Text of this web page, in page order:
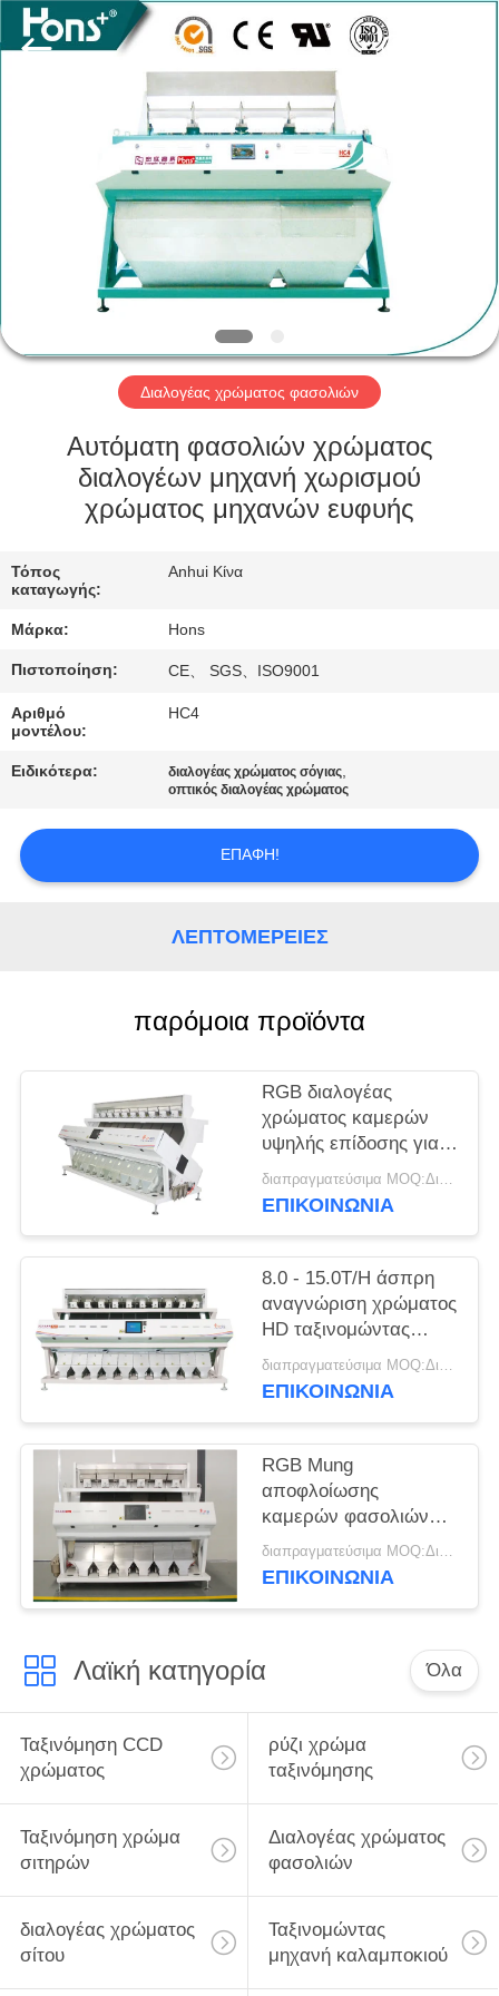
ΠΡΟΪΌΝΤΑ
ΠΕΡΊΠΟΥ
ΕΜΕΊΣ
ΓΎΡΟΣ
ΕΡΓΟΣΤΑΣΊΩΝ
ΠΟΙΟΤΙΚΌΣ
ΈΛΕΓΧΟΣ
ΜΑΣ
ΕΛΆΤΕ
ΕΠΑΦΉ
ΜΕ
ΈΝΑ
ΑΠΌΣΠΑΣΜΑ
PRIVACY
Hongshi
Optoelectronic
High-
tech
Διαλογέας χρώματος φασολιών
Αυτόματη φασολιών χρώματος
διαλογέων μηχανή χωρισμού
χρώματος μηχανών ευφυής
Τόπος
καταγωγής:
Anhui Κίνα
Μάρκα: Hons
Πιστοποίηση: CE、 SGS、ISO9001
Αριθμό
μοντέλου:
HC4
Ειδικότερα: διαλογέας χρώματος σόγιας,
οπτικός διαλογέας χρώματος
ΕΠΑΦΉ!
ΛΕΠΤΟΜΈΡΕΙΕΣ
παρόμοια προϊόντα
RGB διαλογέας
χρώματος καμερών
υψηλής επίδοσης για
τους σπόρους τσίλι με
δέκα υδατοπτώσεις
διαπραγματεύσιμα MOQ:Διαπραγματεύσιμο
ΕΠΙΚΟΙΝΩΝΊΑ
8.0 - 15.0T/H άσπρη
αναγνώριση χρώματος
HD ταξινομώντας
μηχανών φασολιών
ικανότητας
διαπραγματεύσιμα MOQ:Διαπραγματεύσιμο
ΕΠΙΚΟΙΝΩΝΊΑ
RGB Mung
αποφλοίωσης
καμερών φασολιών
τύπος 6 χρώματος
CCD ταξινομώντας
διαπραγματεύσιμα MOQ:Διαπραγματεύσιμο
ΕΠΙΚΟΙΝΩΝΊΑ
Λαϊκή κατηγορία Όλα
Ταξινόμηση CCD
χρώματος
ρύζι χρώμα
ταξινόμησης
Ταξινόμηση χρώμα
σιτηρών
Διαλογέας χρώματος
φασολιών
διαλογέας χρώματος
σίτου
Ταξινομώντας
μηχανή καλαμποκιού